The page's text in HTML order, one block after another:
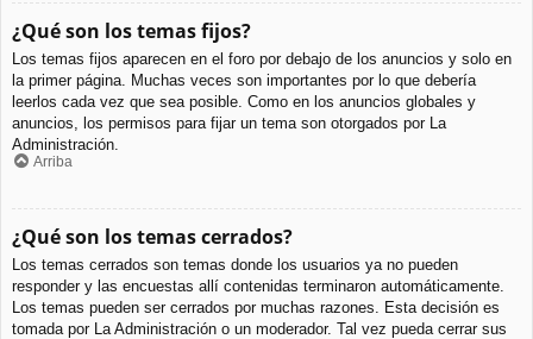
¿Qué son los temas fijos?
Los temas fijos aparecen en el foro por debajo de los anuncios y solo en
la primer página. Muchas veces son importantes por lo que debería
leerlos cada vez que sea posible. Como en los anuncios globales y
anuncios, los permisos para fijar un tema son otorgados por La
Administración.
Arriba
¿Qué son los temas cerrados?
Los temas cerrados son temas donde los usuarios ya no pueden
responder y las encuestas allí contenidas terminaron automáticamente.
Los temas pueden ser cerrados por muchas razones. Esta decisión es
tomada por La Administración o un moderador. Tal vez pueda cerrar sus